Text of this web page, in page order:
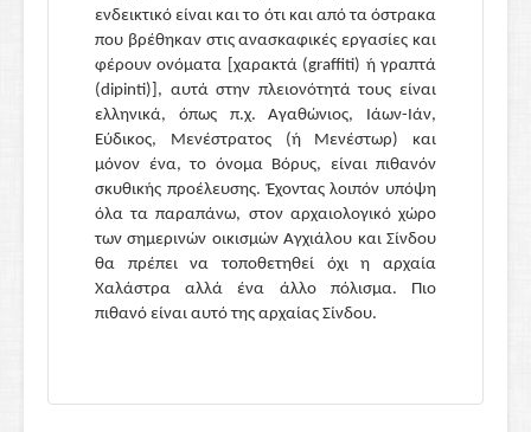
ενδεικτικό είναι και το ότι και από τα όστρακα
που βρέθηκαν στις ανασκαφικές εργασίες και
φέρουν ονόματα [χαρακτά (graffiti) ή γραπτά
(dipinti)], αυτά στην πλειονότητά τους είναι
ελληνικά, όπως π.χ. Αγαθώνιος, Ιάων-Ιάν,
Εύδικος, Μενέστρατος (ή Μενέστωρ) και
μόνον ένα, το όνομα Βόρυς, είναι πιθανόν
σκυθικής προέλευσης. Έχοντας λοιπόν υπόψη
όλα τα παραπάνω, στον αρχαιολογικό χώρο
των σημερινών οικισμών Αγχιάλου και Σίνδου
θα πρέπει να τοποθετηθεί όχι η αρχαία
Χαλάστρα αλλά ένα άλλο πόλισμα. Πιο
πιθανό είναι αυτό της αρχαίας Σίνδου.